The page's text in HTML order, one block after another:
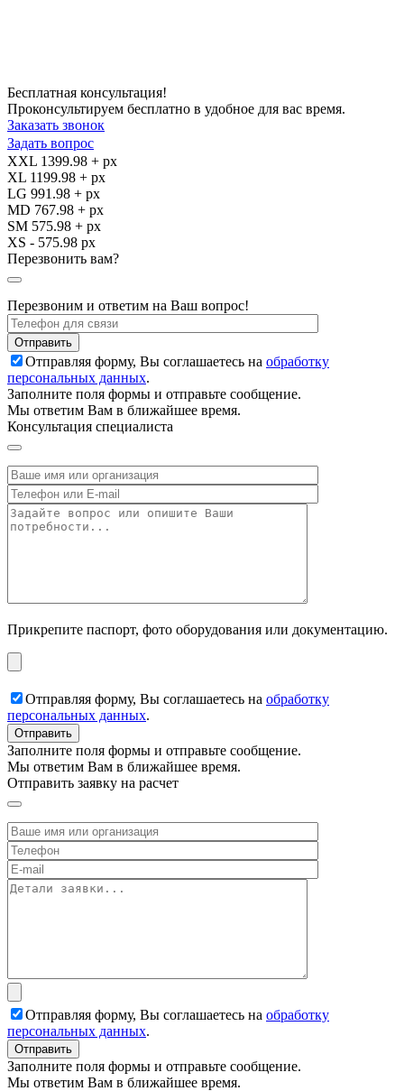
Бесплатная консультация!
Проконсультируем бесплатно в удобное для вас время.
Заказать звонок
Задать вопрос
XXL 1399.98 + px
XL 1199.98 + px
LG 991.98 + px
MD 767.98 + px
SM 575.98 + px
XS - 575.98 px
Перезвонить вам?
Перезвоним и ответим на Ваш вопрос!
Отправляя форму, Вы соглашаетесь на обработку
персональных данных.
Заполните поля формы и отправьте сообщение.
Мы ответим Вам в ближайшее время.
Консультация специалиста
Прикрепите паспорт, фото оборудования или документацию.
Отправляя форму, Вы соглашаетесь на обработку
персональных данных.
Заполните поля формы и отправьте сообщение.
Мы ответим Вам в ближайшее время.
Отправить заявку на расчет
Отправляя форму, Вы соглашаетесь на обработку
персональных данных.
Заполните поля формы и отправьте сообщение.
Мы ответим Вам в ближайшее время.